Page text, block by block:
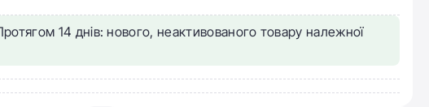
14 днів: нового, неактивованого товару належної